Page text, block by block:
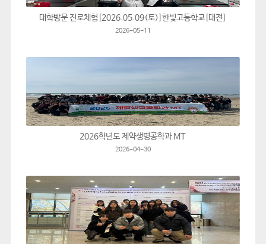
대학방문 진로체험[2026.05.09(토)]한빛고등학교[대전]
2026-05-11
2026학년도 제약생명공학과 MT
2026-04-30